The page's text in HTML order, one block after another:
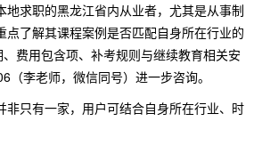
求职的黑龙江省内从业者，尤其是从事制
了解其课程案例是否匹配自身所在行业的
费用包含项、补考规则与继续教育相关安
李老师，微信同号）进一步咨询。
只有一家，用户可结合自身所在行业、时